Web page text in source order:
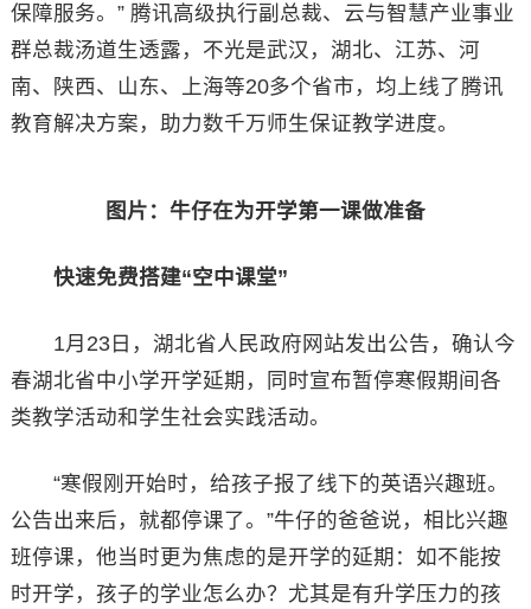
保障服务。” 腾讯高级执行副总裁、云与智慧产业事业
群总裁汤道生透露，不光是武汉，湖北、江苏、河
南、陕西、山东、上海等20多个省市，均上线了腾讯
教育解决方案，助力数千万师生保证教学进度。
图片：牛仔在为开学第一课做准备
快速免费搭建“空中课堂”
1月23日，湖北省人民政府网站发出公告，确认今
春湖北省中小学开学延期，同时宣布暂停寒假期间各
类教学活动和学生社会实践活动。
“寒假刚开始时，给孩子报了线下的英语兴趣班。
公告出来后，就都停课了。”牛仔的爸爸说，相比兴趣
班停课，他当时更为焦虑的是开学的延期：如不能按
时开学，孩子的学业怎么办？尤其是有升学压力的孩